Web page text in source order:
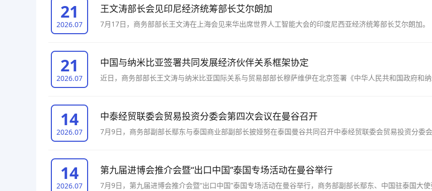
21
2026.07
王文涛部长会见印尼经济统筹部长艾尔朗加
7月17日，商务部部长王文涛在上海会见来华出席世界人工智能大会的印度尼西亚经济统筹部长艾尔朗加。
21
2026.07
中国与纳米比亚签署共同发展经济伙伴关系框架协定
近日，商务部部长王文涛与纳米比亚国际关系与贸易部部长穆萨维伊在北京签署《中华人民共和国政府和
14
2026.07
中泰经贸联委会贸易投资分委会第四次会议在曼谷召开
7月9日，商务部副部长鄢东与泰国商业部副部长披娅努在泰国曼谷共同召开中泰经贸联委会贸易投资分委
14
2026.07
第九届进博会推介会暨“出口中国”泰国专场活动在曼谷举行
7月9日，第九届进博会推介会暨“出口中国”泰国专场活动在曼谷举行，商务部副部长鄢东、中国驻泰国大